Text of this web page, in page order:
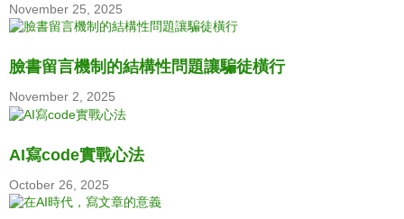
November 25, 2025
臉書留言機制的結構性問題讓騙徒橫行
November 2, 2025
AI寫code實戰心法
October 26, 2025